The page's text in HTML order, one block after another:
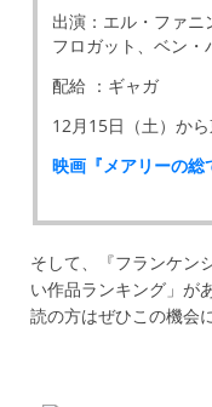
出演：エル・ファ
フロガット、ベン・
配給 ：ギャガ
12月15日（土）か
映画『メアリーの総
そして、『フランケン
い作品ランキング」が
読の方はぜひこの機会